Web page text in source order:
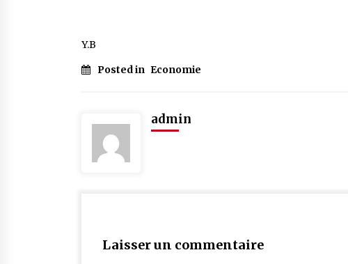
Y.B
Posted in Economie
admin
Laisser un commentaire